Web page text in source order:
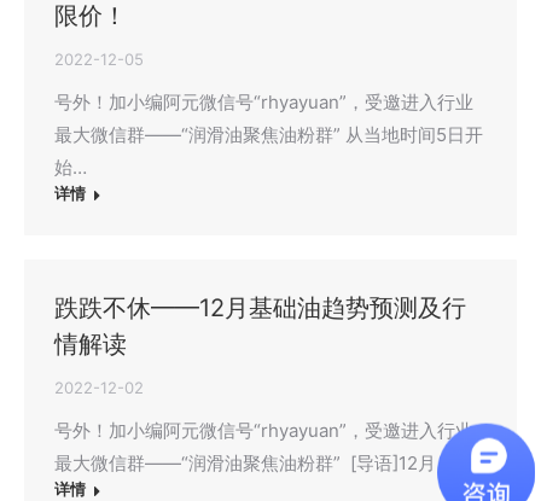
限价！
2022-12-05
号外！加小编阿元微信号“rhyayuan”，受邀进入行业
最大微信群——“润滑油聚焦油粉群” 从当地时间5日开
始…
详情
跌跌不休——12月基础油趋势预测及行
情解读
2022-12-02
号外！加小编阿元微信号“rhyayuan”，受邀进入行业
最大微信群——“润滑油聚焦油粉群” [导语]12月，…
详情